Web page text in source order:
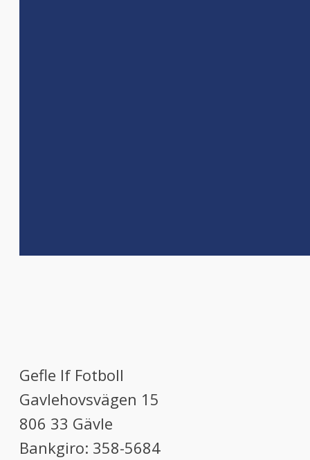
Gefle If Fotboll
Gavlehovsvägen 15
806 33 Gävle
Bankgiro: 358-5684